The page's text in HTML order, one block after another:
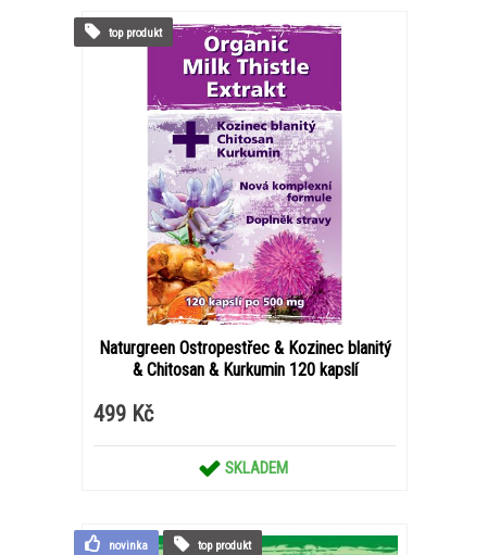
Naturgreen Ostropestřec & Kozinec blanitý
& Chitosan & Kurkumin 120 kapslí
499 Kč
SKLADEM
top produkt
novinka top produkt